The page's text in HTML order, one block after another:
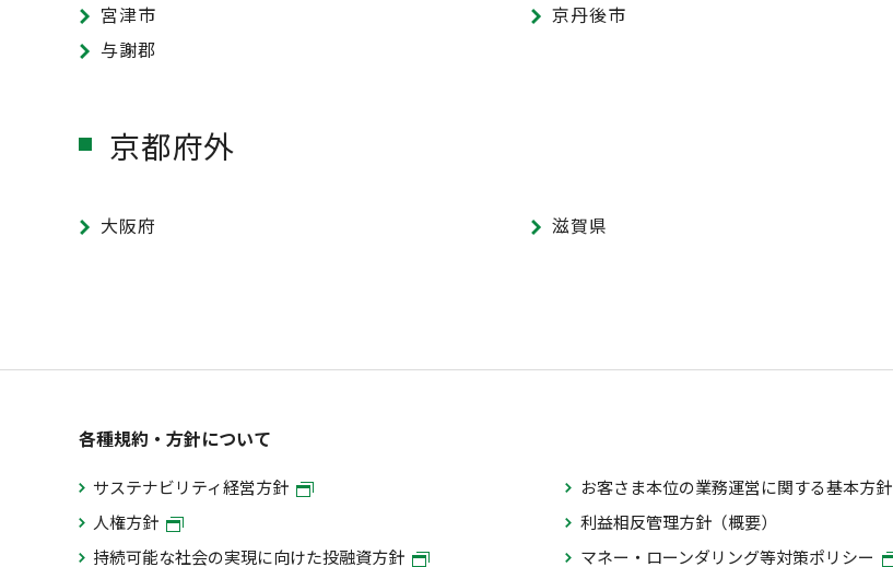
宮津市 京丹後市
与謝郡
京都府外
大阪府 滋賀県
各種規約・方針について
サステナビリティ経営方針
人権方針
持続可能な社会の実現に向けた投融資方針
お客さま本位の業務運営に関する基本方針
利益相反管理方針（概要）
マネー・ローンダリング等対策ポリシー